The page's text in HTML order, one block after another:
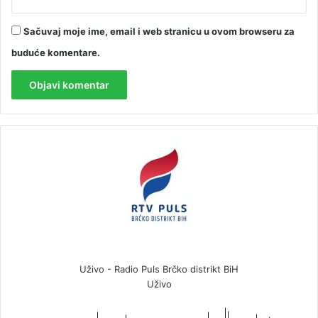
Sačuvaj moje ime, email i web stranicu u ovom browseru za
buduće komentare.
Uživo - Radio Puls Brčko distrikt BiH
Uživo